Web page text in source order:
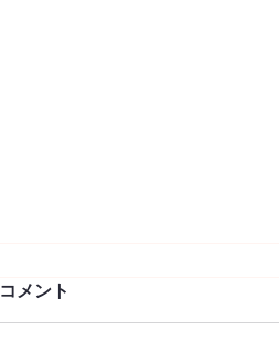
コメント